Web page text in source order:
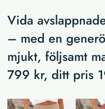
Vida
– med en
mjukt, följsamt
799 kr, ditt pris